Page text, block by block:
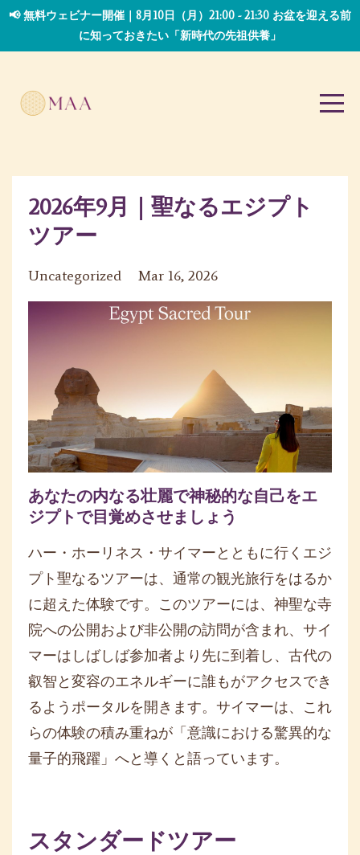
📢 無料ウェビナー開催｜8月10日（月）21:00 - 21:30 お盆を迎える前
に知っておきたい「新時代の先祖供養」
2026年9月｜聖なるエジプト
ツアー
Uncategorized Mar 16, 2026
あなたの内なる壮麗で神秘的な自己をエ
ジプトで目覚めさせましょう
ハー・ホーリネス・サイマーとともに行くエジ
プト聖なるツアーは、通常の観光旅行をはるか
に超えた体験です。このツアーには、神聖な寺
院への公開および非公開の訪問が含まれ、サイ
マーはしばしば参加者より先に到着し、古代の
叡智と変容のエネルギーに誰もがアクセスでき
るようポータルを開きます。サイマーは、これ
らの体験の積み重ねが「意識における驚異的な
量子的飛躍」へと導くと語っています。
スタンダードツアー